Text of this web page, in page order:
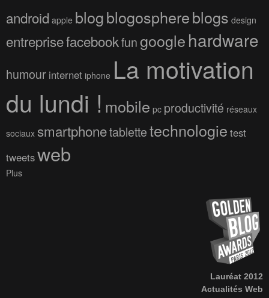
android apple blogblogosphereblogs design
entreprisefacebookfungooglehardware
humour internet iphone La motivation
du lundi ! mobile pc productivité réseaux
sociaux smartphonetablettetechnologie test
tweetsweb
Plus
Lauréat 2012
Actualités Web